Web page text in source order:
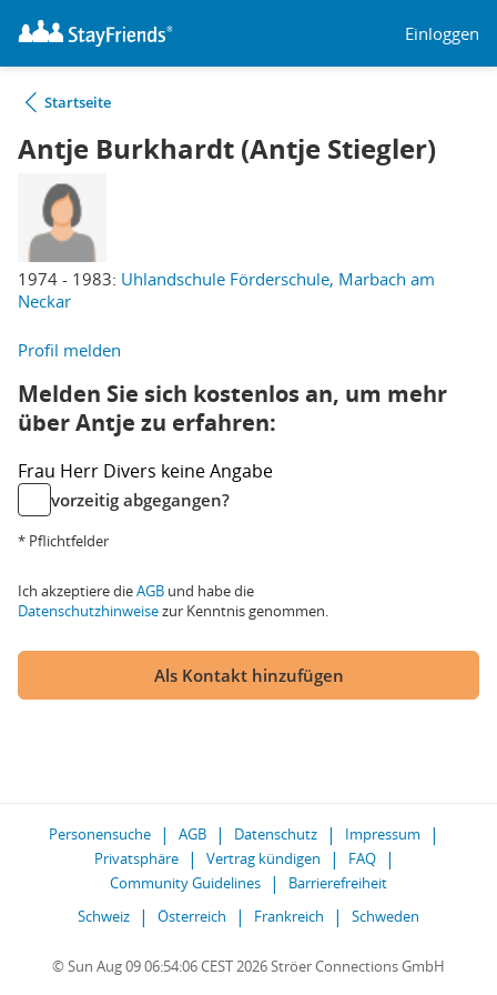
Einloggen
Startseite
Antje Burkhardt (Antje Stiegler)
1974 - 1983: Uhlandschule Förderschule, Marbach am
Neckar
Profil melden
Melden Sie sich kostenlos an, um mehr
über Antje zu erfahren:
Frau Herr Divers keine Angabe
vorzeitig abgegangen?
* Pflichtfelder
Ich akzeptiere dieAGB und habe die
Datenschutzhinweisezur Kenntnis genommen.
Als Kontakt hinzufügen
Personensuche AGB Datenschutz
Impressum
Privatsphäre
Vertrag kündigen
FAQ
Community Guidelines
Barrierefreiheit
Schweiz
Österreich Frankreich Schweden
© Sun Aug 09 06:54:06 CEST 2026 Ströer Connections GmbH